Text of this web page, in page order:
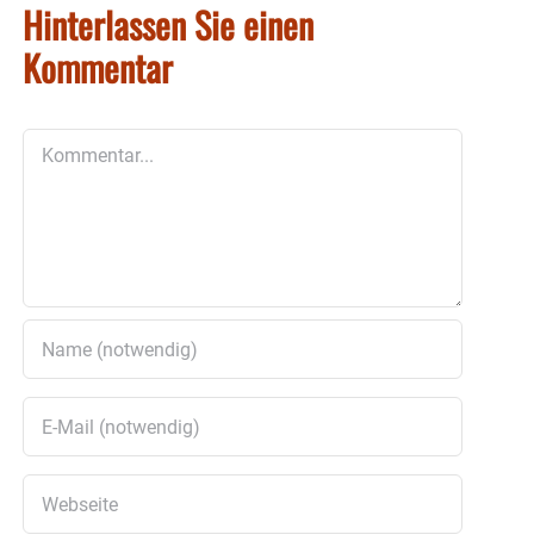
Hinterlassen Sie einen
Kommentar